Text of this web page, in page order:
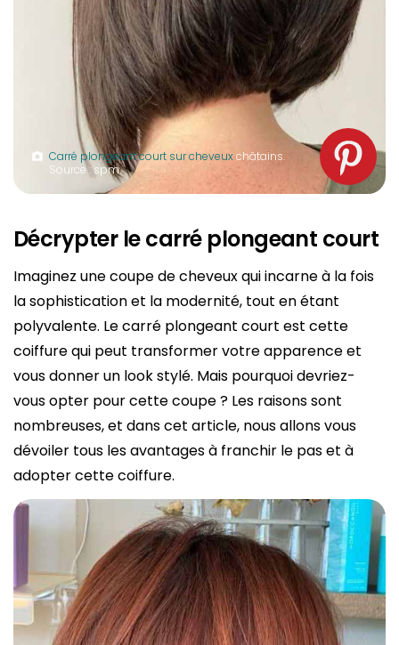
Carré plongeant court sur cheveuxchâtains.
Source : spm
Décrypter le carré plongeant court
Imaginez une coupe de cheveux qui incarne à la fois
la sophistication et la modernité, tout en étant
polyvalente. Le carré plongeant court est cette
coiffure qui peut transformer votre apparence et
vous donner un look stylé. Mais pourquoi devriez-
vous opter pour cette coupe ? Les raisons sont
nombreuses, et dans cet article, nous allons vous
dévoiler tous les avantages à franchir le pas et à
adopter cette coiffure.